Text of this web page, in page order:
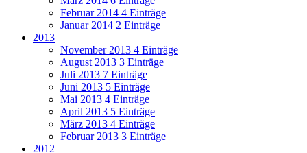
Februar 2014 4 Einträge
Januar 2014 2 Einträge
2013
November 2013 4 Einträge
August 2013 3 Einträge
Juli 2013 7 Einträge
Juni 2013 5 Einträge
Mai 2013 4 Einträge
April 2013 5 Einträge
März 2013 4 Einträge
Februar 2013 3 Einträge
2012